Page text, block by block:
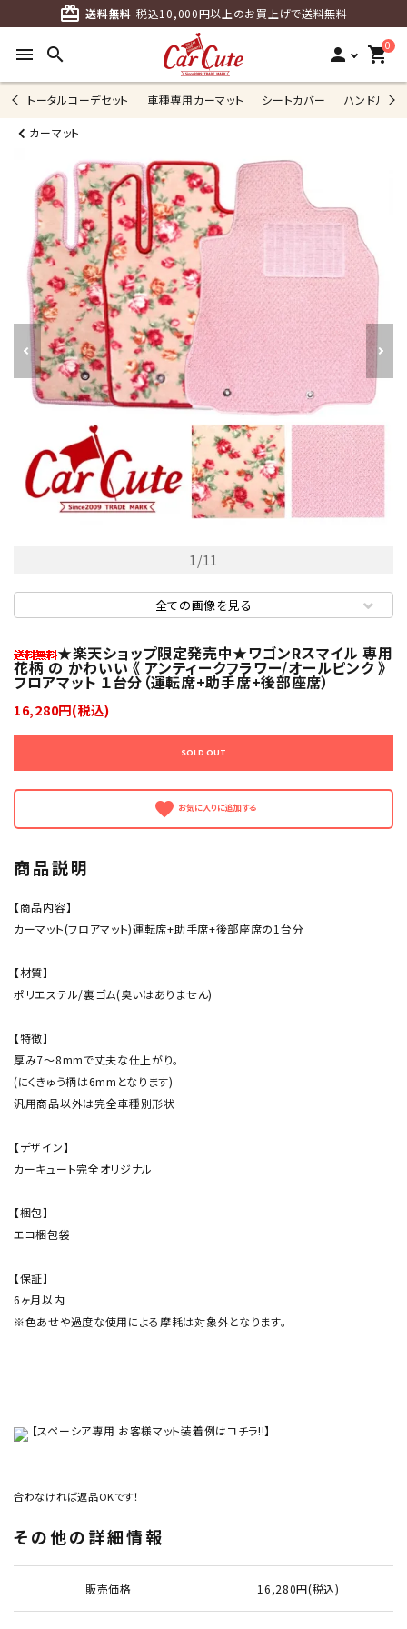
card_giftcard 送料無料 税込10,000円以上のお買上げで送料無料
menu search person 0
shopping_cart
トータルコーデセット 車種専用カーマット シートカバー ハンドルカ
カーマット
1/11
全ての画像を見る
★楽天ショップ限定発売中★ワゴンRスマイル 専用
花柄 の かわいい 《 アンティークフラワー/オールピンク 》
フロアマット １台分（運転席+助手席+後部座席）
16,280円(税込)
SOLD OUT
favorite
商品説明
【商品内容】
カーマット(フロアマット)運転席+助手席+後部座席の1台分
【材質】
ポリエステル/裏ゴム(臭いはありません)
【特徴】
厚み7～8mmで丈夫な仕上がり。
(にくきゅう柄は6mmとなります)
汎用商品以外は完全車種別形状
【デザイン】
カーキュート完全オリジナル
【梱包】
エコ梱包袋
【保証】
6ヶ月以内
※色あせや過度な使用による摩耗は対象外となります。
【スペーシア専用 お客様マット装着例はコチラ!!】
合わなければ返品OKです！
その他の詳細情報
販売価格 16,280円(税込)